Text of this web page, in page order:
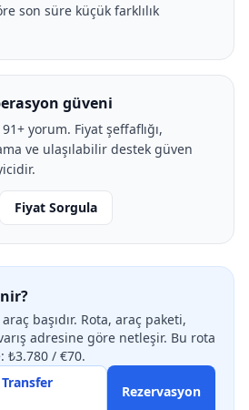
son süre küçük farklılık
güveni
yorum. Fiyat şeffaflığı,
ve ulaşılabilir destek güven
Fiyat Sorgula
başıdır. Rota, araç paketi,
adresine göre netleşir. Bu rota
₺3.780 / €70.
Rezervasyon